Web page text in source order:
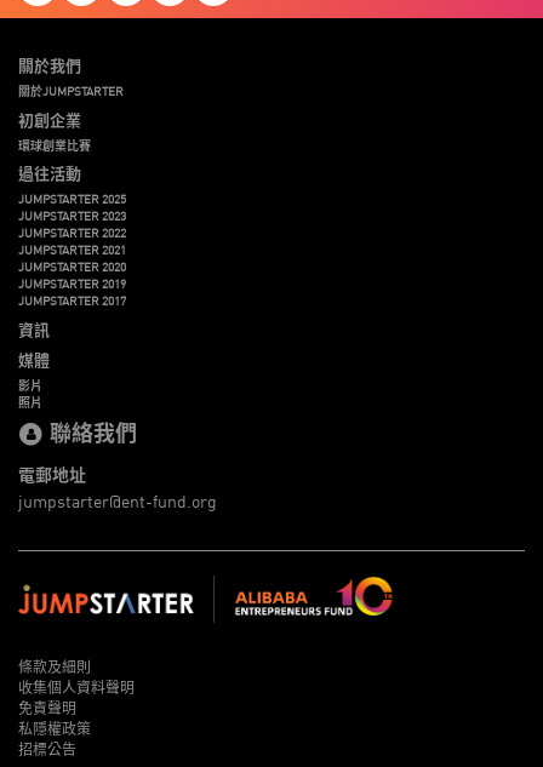
關於我們
關於JUMPSTARTER
初創企業
環球創業比賽
過往活動
JUMPSTARTER 2025
JUMPSTARTER 2023
JUMPSTARTER 2022
JUMPSTARTER 2021
JUMPSTARTER 2020
JUMPSTARTER 2019
JUMPSTARTER 2017
資訊
媒體
影片
照片
聯絡我們
電郵地址
jumpstarter@ent-fund.org
條款及細則
收集個人資料聲明
免責聲明
私隱權政策
招標公告